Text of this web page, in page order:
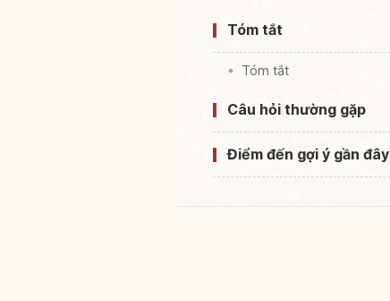
Tóm tắt
Tóm tắt
Câu hỏi thường gặp
Điểm đến gợi ý gần đây